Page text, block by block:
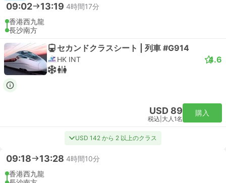
09:02 13:19 4時間17分
香港西九龍
長沙南方
セカンドクラスシート | 列車 #G914
HK INT 4.6
USD 89
税込 大人1名
購入
USD 142 から 2 以上のクラス
09:18 13:28 4時間10分
香港西九龍